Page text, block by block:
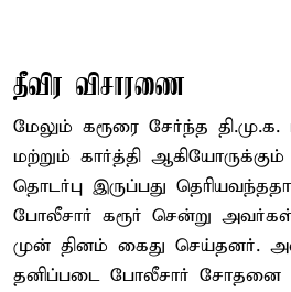
தீவிர விசாரணை
மேலும் கரூரை சேர்ந்த
மற்றும் கார்த்தி
தொடர்பு இருப்பது
போலீசார் கரூர் சென்று அவர்கள்
முன் தினம் கைது செய்தனர்.
தனிப்படை போலீசார் சோதனை